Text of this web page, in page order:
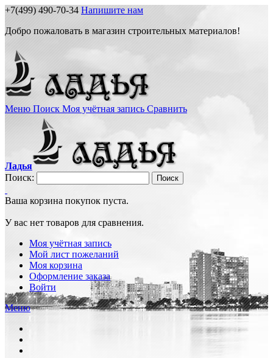
+7(499) 490-70-34 Напишите нам
Добро пожаловать в магазин строительных материалов!
Меню Поиск Моя учётная запись Сравнить
Ладья
Поиск:
Поиск
Ваша корзина покупок пуста.
У вас нет товаров для сравнения.
Моя учётная запись
Мой лист пожеланий
Моя корзина
Оформление заказа
Войти
Меню